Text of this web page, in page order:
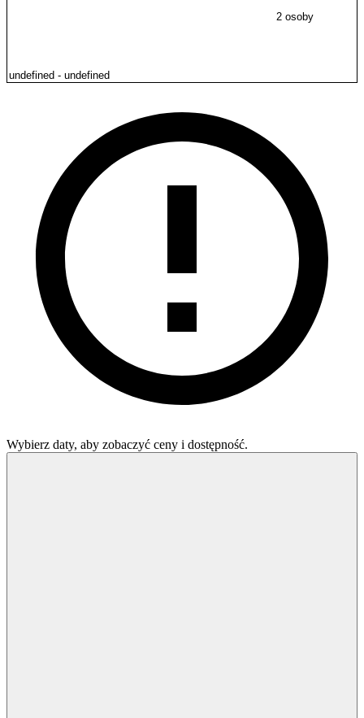
2 osoby
Wybierz daty, aby zobaczyć ceny i dostępność.